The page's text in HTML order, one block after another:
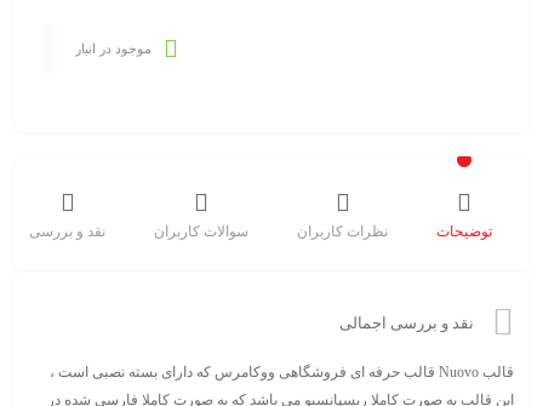
موجود در انبار
توضیحات نظرات کاربران سوالات کاربران نقد و بررسی
نقد و بررسی اجمالی
قالب Nuovo قالب حرفه ای فروشگاهی ووکامرس که دارای بسته نصبی است ،
این قالب به صورت کاملا ریسپانسیو می باشد که به صورت کاملا فارسی شده در